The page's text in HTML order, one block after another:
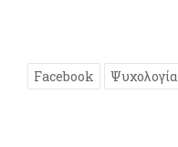
Facebook Ψυχολογία